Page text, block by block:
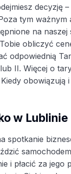
decyzję
tym ważnym
na naszej
obliczyć
odpowiednią
II. Więcej o
obowiązują
w Lublinie
spotkanie
i płacić za jego